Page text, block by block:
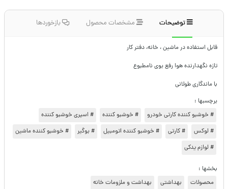
توضیحات مشخصات محصول بازخوردها
قابل استفاده در ماشین ، خانه، دفتر کار
تازه نگهدارنده هوا رفع بوی نامطبوع
با ماندگاری طولانی
برچسبها :
# خوشبو کننده کارتی خودرو
# خوشبو کننده
# اسپری خوشبو کننده
# لوکس
# کارتی # خوشبو کننده اتومبیل # بوگیر
# خوشبو کننده ماشین
# لوازم یدکی
بخشها :
محصولات
بهداشتی بهداشت و ملزومات خانه